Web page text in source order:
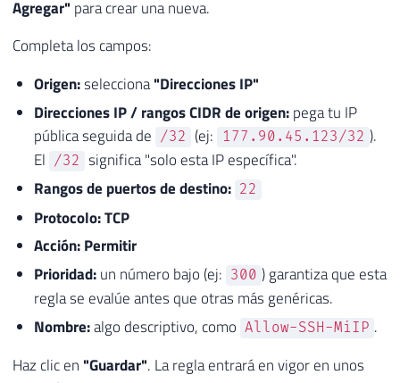
Agregar" para crear una nueva.
Completa los campos:
Origen:selecciona"Direcciones IP"
Direcciones IP / rangos CIDR de origen:pega tu IP
pública seguida de /32 (ej: 177.90.45.123/32 ).
El /32 significa "solo esta IP específica".
Rangos de puertos de destino: 22
Protocolo:TCP
Acción: Permitir
Prioridad:un número bajo (ej: 300 ) garantiza que esta
regla se evalúe antes que otras más genéricas.
Nombre:algo descriptivo, como Allow-SSH-MiIP .
Haz clic en "Guardar". La regla entrará en vigor en unos